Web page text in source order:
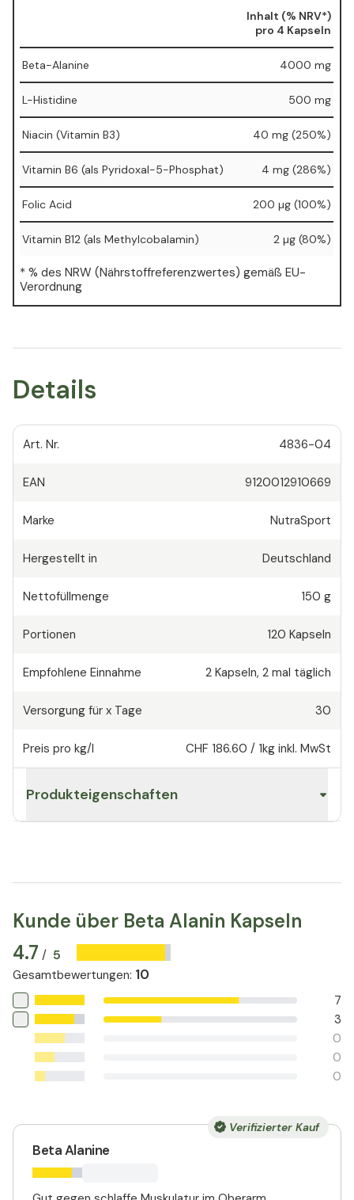
Inhalt (% NRV*)
pro 4 Kapseln
Beta-Alanine 4000 mg
L-Histidine 500 mg
Niacin (Vitamin B3) 40 mg (250%)
Vitamin B6 (als Pyridoxal-5-Phosphat) 4 mg (286%)
Folic Acid 200 µg (100%)
Vitamin B12 (als Methylcobalamin) 2 µg (80%)
* % des NRW (Nährstoffreferenzwertes) gemäß EU-
Verordnung
Details
Art. Nr. 4836-04
EAN 9120012910669
Marke NutraSport
Hergestellt in Deutschland
Nettofüllmenge 150 g
Portionen 120 Kapseln
Empfohlene Einnahme 2 Kapseln, 2 mal täglich
Versorgung für x Tage 30
Preis pro kg/l CHF 186.60 / 1kg inkl. MwSt
Produkteigenschaften
Kunde über Beta Alanin Kapseln
4.7 / 5
Gesamtbewertungen: 10
7
3
0
0
0
Verifizierter Kauf
Beta Alanine